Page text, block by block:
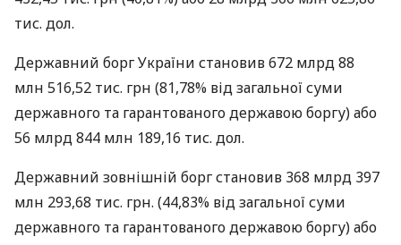
тис. дол.
Державний борг України становив 672 млрд 88
млн 516,52 тис. грн (81,78% від загальної суми
державного та гарантованого державою боргу) або
56 млрд 844 млн 189,16 тис. дол.
Державний зовнішній борг становив 368 млрд 397
млн ​​293,68 тис. грн. (44,83% від загальної суми
державного та гарантованого державою боргу) або